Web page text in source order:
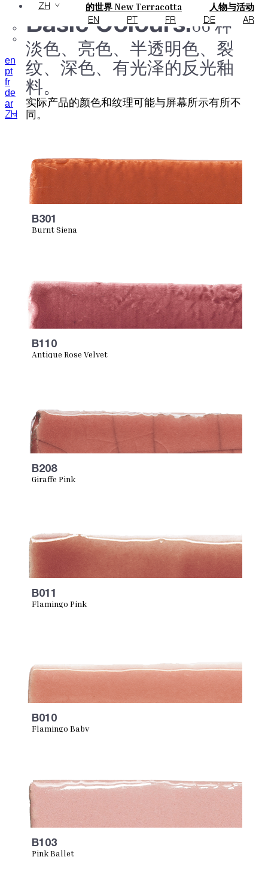
目录和 技术规格
常见问题
的世界 New Terracotta
人物与活动
地方和故事
材料和可持续性 灵感与文化
ZH
EN PT FR DE AR
en
pt
fr
de
ar
ZH
Basic Colours.66 种
淡色、亮色、半透明色、裂
纹、深色、有光泽的反光釉
料。
实际产品的颜色和纹理可能与屏幕所示有所不
同。
B301
Burnt Siena
B110
Antique Rose Velvet
B208
Giraffe Pink
B011
Flamingo Pink
B010
Flamingo Baby
B103
Pink Ballet